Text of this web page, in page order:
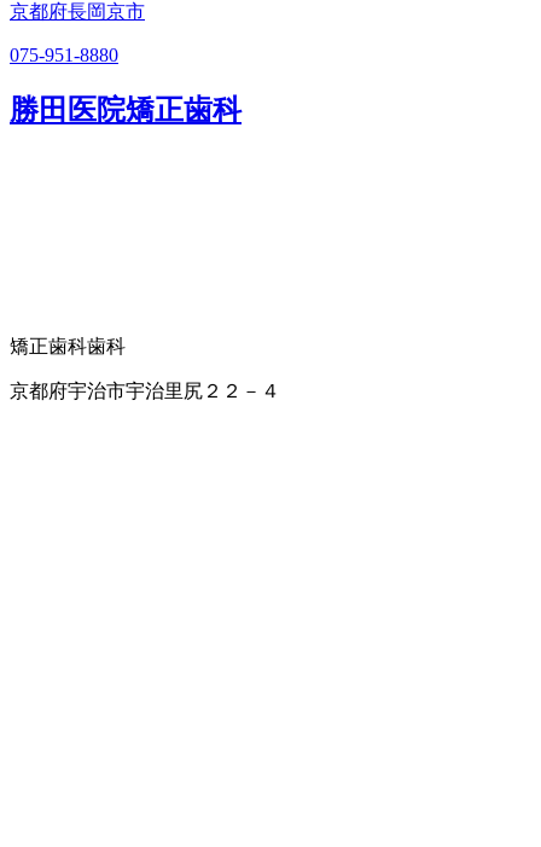
京都府長岡京市
075-951-8880
勝田医院矯正歯科
矯正歯科歯科
京都府宇治市宇治里尻２２－４